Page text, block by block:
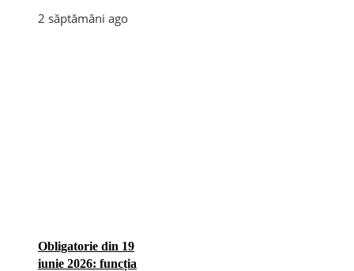
2 săptămâni ago
Obligatorie din 19
iunie 2026: funcția